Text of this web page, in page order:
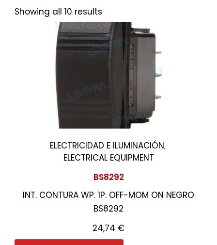
Showing all 10 results
ELECTRICIDAD E ILUMINACIÓN,
ELECTRICAL EQUIPMENT
BS8292
INT. CONTURA WP. 1P. OFF-MOM ON NEGRO
BS8292
24,74 €